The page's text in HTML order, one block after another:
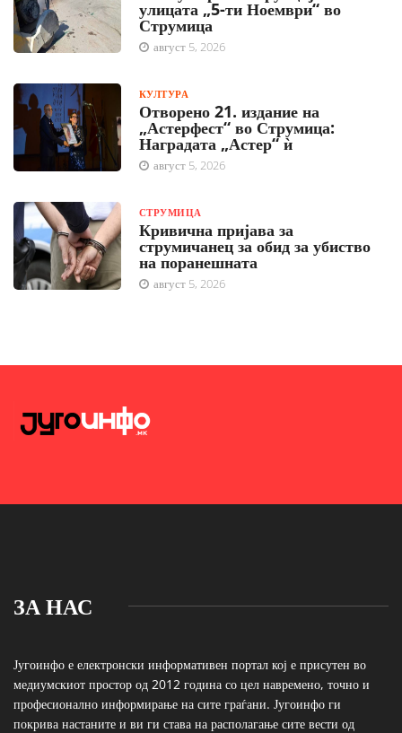
улицата „5-ти Ноември“ во
Струмица
август 5, 2026
КУЛТУРА
Отворено 21. издание на
„Астерфест“ во Струмица:
Наградата „Астер“ ѝ
август 5, 2026
СТРУМИЦА
Кривична пријава за
струмичанец за обид за убиство
на поранешната
август 5, 2026
ЗА НАС
Југоинфо е електронски информативен портал кој е присутен во
медиумскиот простор од 2012 година со цел навремено, точно и
професионално информирање на сите граѓани. Југоинфо ги
покрива настаните и ви ги става на располагање сите вести од